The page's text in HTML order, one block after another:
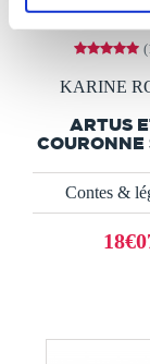
KARINE
ARTUS
COURONNE
Contes &